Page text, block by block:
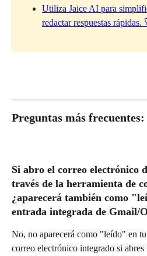
Utiliza Jaice AI para
redactar respuestas rápidas.
Preguntas más frecuentes:
Si abro el correo electrónico
través de la herramienta de
¿aparecerá también como
entrada integrada de Gmail/
No, no aparecerá como "leído" en
correo electrónico integrado si